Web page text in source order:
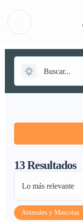
13Resultados
Lo más relevante
Animales y Mascotas